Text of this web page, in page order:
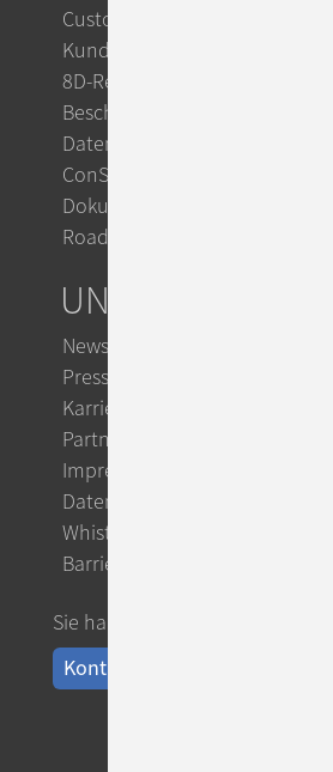
Customer Service
Kundensupport mit KI
8D-Reports im
Beschwerdemanagement
Datenschutz mit ConSol CM
ConSol Support & Trainings
Dokumentation im TecDoc
Roadmap
UNTERNEHMEN
Newsletter
Presse
Karriere
Partner
Impressum
Datenschutz
Whistleblowing
Barrierefreiheit
Sie haben Fragen?
Kontakt aufnehmen